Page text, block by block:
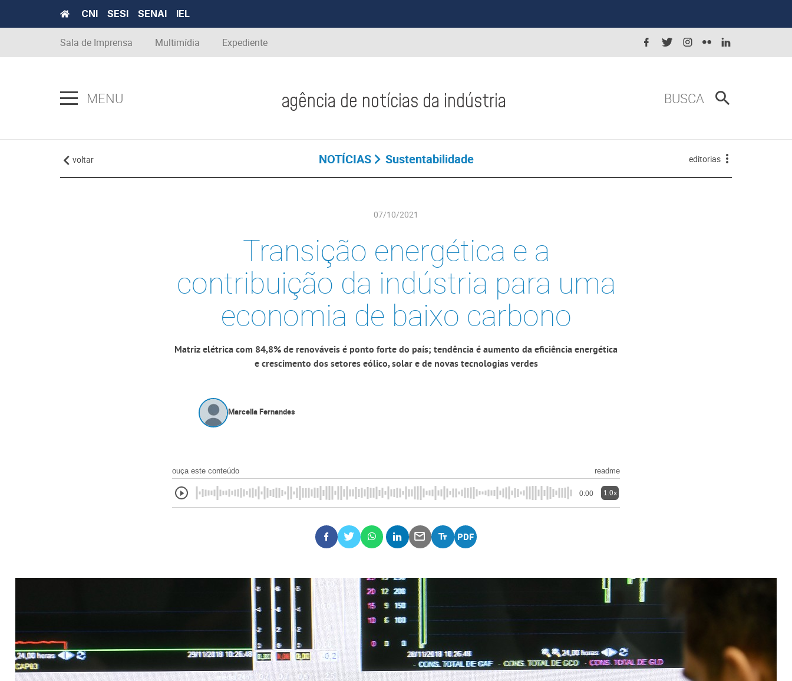
CNI SESI SENAI IEL
Sala de Imprensa Multimídia Expediente
MENU agência de notícias da indústria BUSCA
voltar NOTÍCIAS Sustentabilidade editorias
07/10/2021
Transição energética e a
contribuição da indústria para uma
economia de baixo carbono
Matriz elétrica com 84,8% de renováveis é ponto forte do país; tendência é aumento da eficiência energética
e crescimento dos setores eólico, solar e de novas tecnologias verdes
Marcella Fernandes
ouça este conteúdo readme
0:00 1.0x